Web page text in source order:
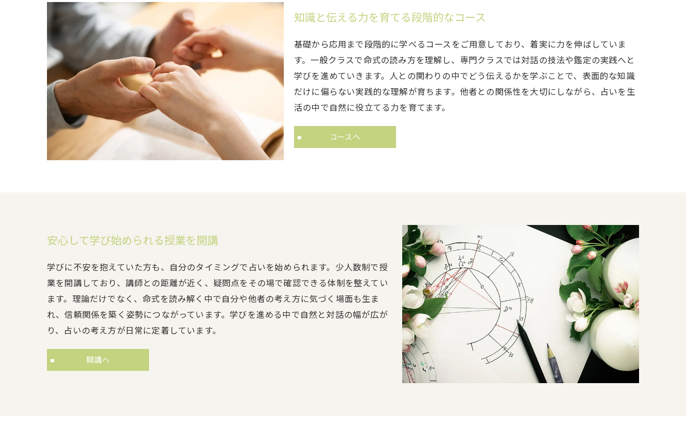
知識と伝える力を育てる段階的なコース
基礎から応用まで段階的に学べるコースをご用意しており、着実に力を伸ばしていま
す。一般クラスで命式の読み方を理解し、専門クラスでは対話の技法や鑑定の実践へと
学びを進めていきます。人との関わりの中でどう伝えるかを学ぶことで、表面的な知識
だけに偏らない実践的な理解が育ちます。他者との関係性を大切にしながら、占いを生
活の中で自然に役立てる力を育てます。
コースへ
安心して学び始められる授業を開講
学びに不安を抱えていた方も、自分のタイミングで占いを始められます。少人数制で授
業を開講しており、講師との距離が近く、疑問点をその場で確認できる体制を整えてい
ます。理論だけでなく、命式を読み解く中で自分や他者の考え方に気づく場面も生ま
れ、信頼関係を築く姿勢につながっています。学びを進める中で自然と対話の幅が広が
り、占いの考え方が日常に定着しています。
開講へ